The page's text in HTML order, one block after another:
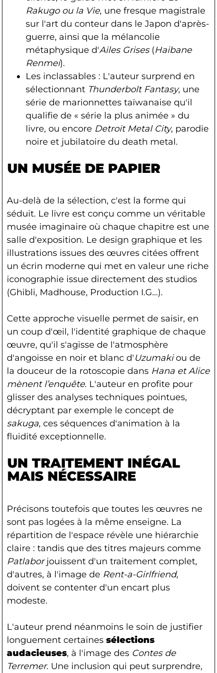
Rakugo ou la Vie, une fresque magistrale
sur l'art du conteur dans le Japon d'après-
guerre, ainsi que la mélancolie
métaphysique d'Ailes Grises(Haibane
Renmei).
Les inclassables : L'auteur surprend en
sélectionnant Thunderbolt Fantasy, une
série de marionnettes taïwanaise qu'il
qualifie de « série la plus animée » du
livre, ou encore Detroit Metal City, parodie
noire et jubilatoire du death metal.
UN MUSÉE DE PAPIER
Au-delà de la sélection, c'est la forme qui
séduit. Le livre est conçu comme un véritable
musée imaginaire où chaque chapitre est une
salle d'exposition. Le design graphique et les
illustrations issues des œuvres citées offrent
un écrin moderne qui met en valeur une riche
iconographie issue directement des studios
(Ghibli, Madhouse, Production I.G...).
Cette approche visuelle permet de saisir, en
un coup d'œil, l'identité graphique de chaque
œuvre, qu'il s'agisse de l'atmosphère
d'angoisse en noir et blanc d'Uzumakiou de
la douceur de la rotoscopie dans Hana et Alice
mènent l’enquête. L'auteur en profite pour
glisser des analyses techniques pointues,
décryptant par exemple le concept de
sakuga, ces séquences d'animation à la
fluidité exceptionnelle.
UN TRAITEMENT INÉGAL
MAIS NÉCESSAIRE
Précisons toutefois que toutes les œuvres ne
sont pas logées à la même enseigne. La
répartition de l'espace révèle une hiérarchie
claire : tandis que des titres majeurs comme
Patlaborjouissent d'un traitement complet,
d'autres, à l'image de Rent-a-Girlfriend,
doivent se contenter d'un encart plus
modeste.
L'auteur prend néanmoins le soin de justifier
longuement certainessélections
audacieuses, à l'image des Contes de
Terremer. Une inclusion qui peut surprendre,